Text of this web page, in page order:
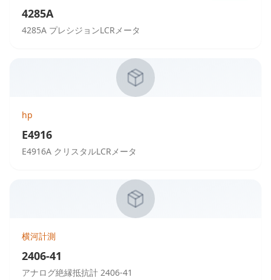
4285A
4285A プレシジョンLCRメータ
hp
E4916
E4916A クリスタルLCRメータ
横河計測
2406-41
アナログ絶縁抵抗計 2406-41